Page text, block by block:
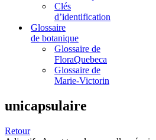
Clés
d’identification
Glossaire
de botanique
Glossaire de
FloraQuebeca
Glossaire de
Marie-Victorin
unicapsulaire
Retour